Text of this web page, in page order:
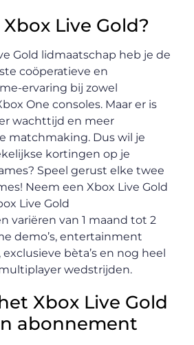
Live Gold?
Gold lidmaatschap heb je de
coöperatieve en
ervaring bij zowel
One consoles. Maar er is
wachttijd en meer
matchmaking. Dus wil je
kortingen op je
Speel gerust elke twee
Neem een Xbox Live Gold
Live Gold
variëren van 1 maand tot 2
demo’s, entertainment
bèta’s en nog heel
wedstrijden.
Xbox Live Gold
abonnement